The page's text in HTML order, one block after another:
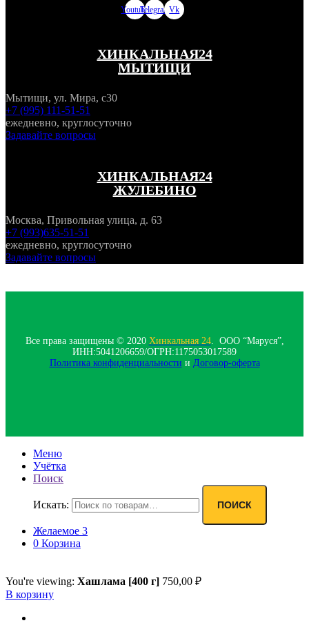
YoutubeTelegramVk
ХИНКАЛЬНАЯ24
МЫТИЩИ
Мытищи, ул. Мира, с30
+7 (995) 111-51-51
ежедневно, круглосуточно
Задавайте вопросы
ХИНКАЛЬНАЯ24
ЖУЛЕБИНО
Москва, Привольная улица, д. 63
+7 (993)635-51-51
ежедневно, круглосуточно
Задавайте вопросы
Все права защищены © 2020 Хинкальная 24. ООО “Маруся”,
ИНН:5041206659/ОГРН:1175053017589
Политика конфиденциальности‍ и Договор-оферта
Меню
Учётка
Поиск
Искать: ПОИСК
Желаемое 3
0 Корзина
You're viewing: Хашлама [400 г] 750,00 ₽
В корзину